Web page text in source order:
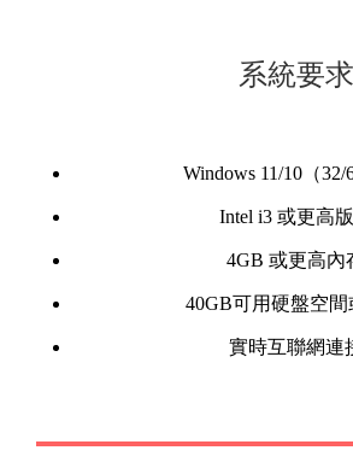
系統要求
Windows 11/10（32/
Intel i3 或更高
4GB 或更高內
40GB可用硬盤空間
實時互聯網連